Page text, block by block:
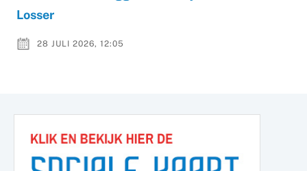
Losser
28 JULI 2026, 12:05